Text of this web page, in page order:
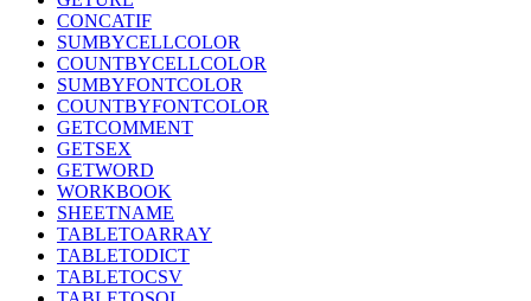
CONCATIF
SUMBYCELLCOLOR
COUNTBYCELLCOLOR
SUMBYFONTCOLOR
COUNTBYFONTCOLOR
GETCOMMENT
GETSEX
GETWORD
WORKBOOK
SHEETNAME
TABLETOARRAY
TABLETODICT
TABLETOCSV